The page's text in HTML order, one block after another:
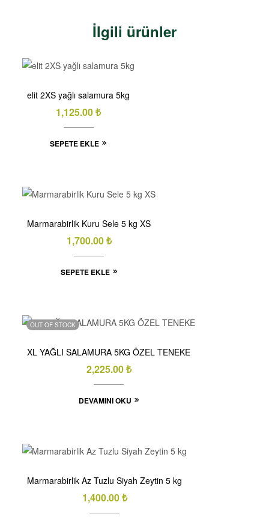
İlgili ürünler
elit 2XS yağlı salamura 5kg
1,125.00₺
SEPETE EKLE
Marmarabirlik Kuru Sele 5 kg XS
1,700.00₺
SEPETE EKLE
OUT OF STOCK
XL YAĞLI SALAMURA 5KG ÖZEL TENEKE
2,225.00₺
DEVAMINI OKU
Marmarabirlik Az Tuzlu Siyah Zeytin 5 kg
1,400.00₺